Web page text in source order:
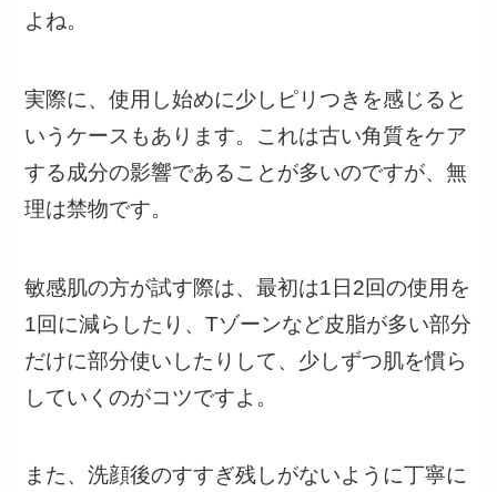
よね。
実際に、使用し始めに少しピリつきを感じると
いうケースもあります。これは古い角質をケア
する成分の影響であることが多いのですが、無
理は禁物です。
敏感肌の方が試す際は、最初は1日2回の使用を
1回に減らしたり、Tゾーンなど皮脂が多い部分
だけに部分使いしたりして、少しずつ肌を慣ら
していくのがコツですよ。
また、洗顔後のすすぎ残しがないように丁寧に